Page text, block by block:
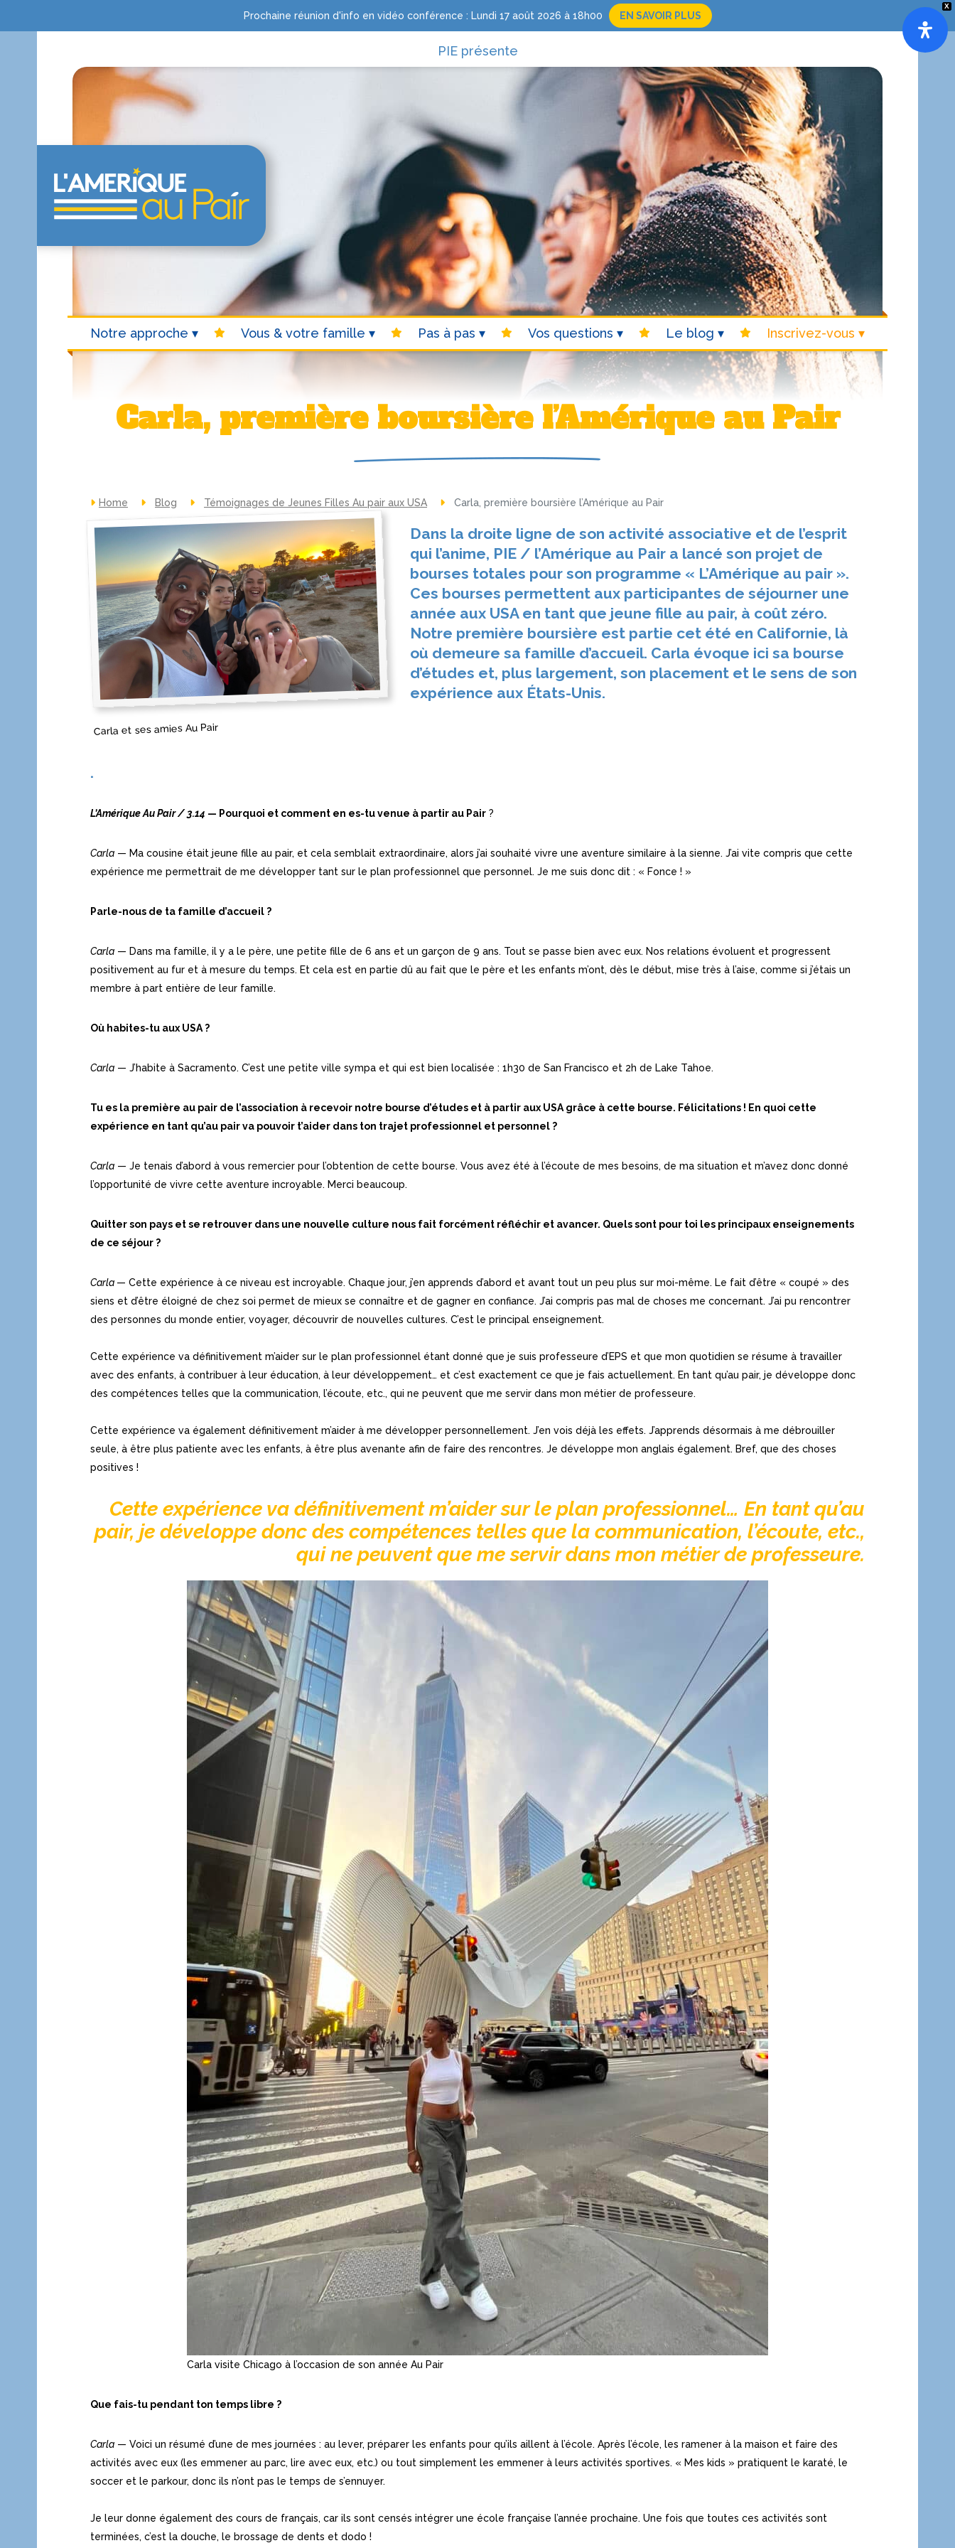
X
Prochaine réunion d'info en vidéo conférence : Lundi 17 août 2026 à 18h00 EN SAVOIR PLUS
Notre approche Vous & votre famille Pas à pas Vos questions Le blog Inscrivez-vous
Carla, première boursière l’Amérique au Pair
Home Blog Témoignages de Jeunes Filles Au pair aux USA Carla, première boursière l’Amérique au Pair
Carla et ses amies Au Pair
Dans la droite ligne de son activité associative et de l’esprit
qui l’anime, PIE / l’Amérique au Pair a lancé son projet de
bourses totales pour son programme « L’Amérique au pair ».
Ces bourses permettent aux participantes de séjourner une
année aux USA en tant que jeune fille au pair, à coût zéro.
Notre première boursière est partie cet été en Californie, là
où demeure sa famille d’accueil. Carla évoque ici sa bourse
d’études et, plus largement, son placement et le sens de son
expérience aux États-Unis.
.
L’Amérique Au Pair/ 3.14 — Pourquoi et comment en es-tu venue à partir au Pair ?
Carla — Ma cousine était jeune fille au pair, et cela semblait extraordinaire, alors j’ai souhaité vivre une aventure similaire à la sienne. J’ai vite compris que cette
expérience me permettrait de me développer tant sur le plan professionnel que personnel. Je me suis donc dit : « Fonce ! »
Parle-nous de ta famille d’accueil ?
Carla — Dans ma famille, il y a le père, une petite fille de 6 ans et un garçon de 9 ans. Tout se passe bien avec eux. Nos relations évoluent et progressent
positivement au fur et à mesure du temps. Et cela est en partie dû au fait que le père et les enfants m’ont, dès le début, mise très à l’aise, comme si j’étais un
membre à part entière de leur famille.
Où habites-tu aux USA ?
Carla — J’habite à Sacramento. C’est une petite ville sympa et qui est bien localisée : 1h30 de San Francisco et 2h de Lake Tahoe.
Tu es la première au pair de l’association à recevoir notre bourse d’études et à partir aux USA grâce à cette bourse. Félicitations ! En quoi cette
expérience en tant qu’au pair va pouvoir t’aider dans ton trajet professionnel et personnel ?
Carla — Je tenais d’abord à vous remercier pour l’obtention de cette bourse. Vous avez été à l’écoute de mes besoins, de ma situation et m’avez donc donné
l’opportunité de vivre cette aventure incroyable. Merci beaucoup.
Quitter son pays et se retrouver dans une nouvelle culture nous fait forcément réfléchir et avancer. Quels sont pour toi les principaux enseignements
de ce séjour ?
Carla — Cette expérience à ce niveau est incroyable. Chaque jour, j’en apprends d’abord et avant tout un peu plus sur moi-même. Le fait d’être « coupé » des
siens et d’être éloigné de chez soi permet de mieux se connaître et de gagner en confiance. J’ai compris pas mal de choses me concernant. J’ai pu rencontrer
des personnes du monde entier, voyager, découvrir de nouvelles cultures. C’est le principal enseignement.
Cette expérience va définitivement m’aider sur le plan professionnel étant donné que je suis professeure d’EPS et que mon quotidien se résume à travailler
avec des enfants, à contribuer à leur éducation, à leur développement… et c’est exactement ce que je fais actuellement. En tant qu’au pair, je développe donc
des compétences telles que la communication, l’écoute, etc., qui ne peuvent que me servir dans mon métier de professeure.
Cette expérience va également définitivement m’aider à me développer personnellement. J’en vois déjà les effets. J’apprends désormais à me débrouiller
seule, à être plus patiente avec les enfants, à être plus avenante afin de faire des rencontres. Je développe mon anglais également. Bref, que des choses
positives !
Cette expérience va définitivement m’aider sur le plan professionnel… En tant qu’au
pair, je développe donc des compétences telles que la communication, l’écoute, etc.,
qui ne peuvent que me servir dans mon métier de professeure.
Carla visite Chicago à l’occasion de son année Au Pair
Que fais-tu pendant ton temps libre ?
Carla — Voici un résumé d’une de mes journées : au lever, préparer les enfants pour qu’ils aillent à l’école. Après l’école, les ramener à la maison et faire des
activités avec eux (les emmener au parc, lire avec eux, etc.) ou tout simplement les emmener à leurs activités sportives. « Mes kids » pratiquent le karaté, le
soccer et le parkour, donc ils n’ont pas le temps de s’ennuyer.
Je leur donne également des cours de français, car ils sont censés intégrer une école française l’année prochaine. Une fois que toutes ces activités sont
terminées, c’est la douche, le brossage de dents et dodo !